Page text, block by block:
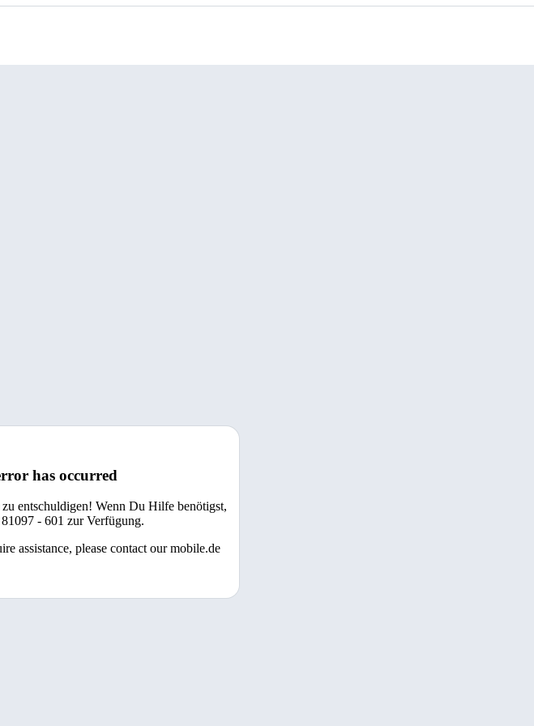
has occurred
entschuldigen! Wenn Du Hilfe benötigst,
- 601 zur Verfügung.
assistance, please contact our mobile.de